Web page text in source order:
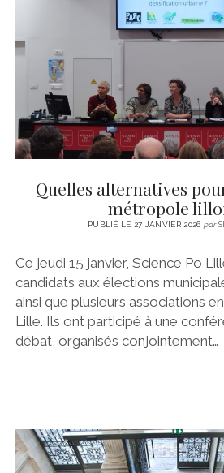
CINÉMA
LITTÉRATURE
ÉCONOMIE
SPORT
SANTÉ
instagram
email
Quelles alternatives
métropole
PUBLIÉ LE 27 JANVIER 2026 par
Ce jeudi 15 janvier, Science Po
candidats aux élections
ainsi que plusieurs associations
Lille. Ils ont participé à une
débat, organisés conjointement…